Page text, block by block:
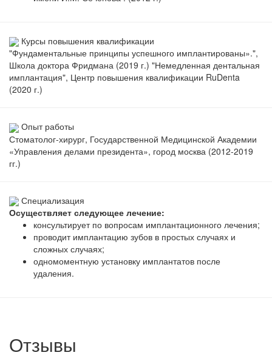
Курсы повышения квалификации
"Фундаментальные принципы успешного имплантированы».",
Школа доктора Фридмана (2019 г.) "Немедленная дентальная
имплантация", Центр повышения квалификации RuDenta
(2020 г.)
Опыт работы
Стоматолог-хирург, Государственной Медицинской Академии
«Управления делами президента», город москва (2012-2019
гг.)
Специализация
Осуществляет следующее лечение:
консультирует по вопросам имплантационного лечения;
проводит имплантацию зубов в простых случаях и
сложных случаях;
одномоментную установку имплантатов после
удаления.
Отзывы